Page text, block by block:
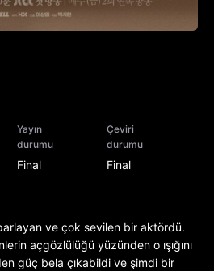
Yayın
durumu
Final
Çeviri
durumu
Final
ve çok sevilen bir aktördü.
açgözlülüğü yüzünden o ışığını
güç bela çıkabildi ve şimdi bir